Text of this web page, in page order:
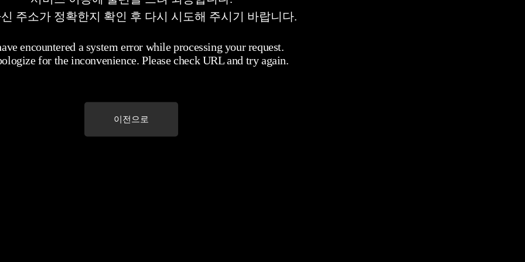
주소가 정확한지 확인 후 다시 시도해 주시기 바랍니다.
encountered a system error while processing your request.
for the inconvenience. Please check URL and try again.
이전으로